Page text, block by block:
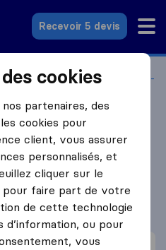
Recevoir 5 devis
Déménageurs La Londe-les-
23
i
avec d'autres
Maures
cookies
partenaires, des
cookies pour
client, vous assurer
personnalisés, et
cliquer sur le
faire part de votre
de cette technologie
ou pour
vous